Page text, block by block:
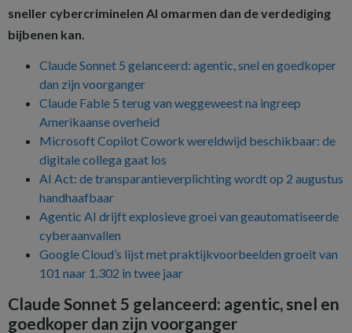
sneller cybercriminelen AI omarmen dan de verdediging
bijbenen kan.
Claude Sonnet 5 gelanceerd: agentic, snel en goedkoper
dan zijn voorganger
Claude Fable 5 terug van weggeweest na ingreep
Amerikaanse overheid
Microsoft Copilot Cowork wereldwijd beschikbaar: de
digitale collega gaat los
AI Act: de transparantieverplichting wordt op 2 augustus
handhaafbaar
Agentic AI drijft explosieve groei van geautomatiseerde
cyberaanvallen
Google Cloud’s lijst met praktijkvoorbeelden groeit van
101 naar 1.302 in twee jaar
Claude Sonnet 5 gelanceerd: agentic, snel en
goedkoper dan zijn voorganger